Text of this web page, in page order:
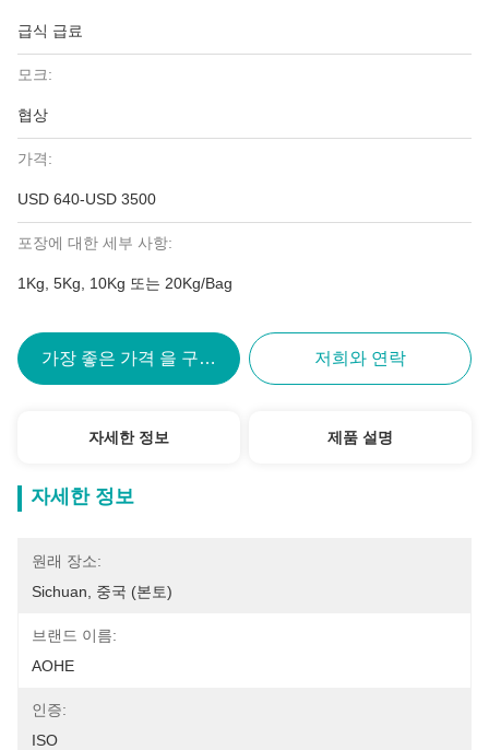
급식 급료
모크:
협상
가격:
USD 640-USD 3500
포장에 대한 세부 사항:
1Kg, 5Kg, 10Kg 또는 20Kg/Bag
가장 좋은 가격 을 구하라 저희와 연락
자세한 정보 제품 설명
자세한 정보
원래 장소:
Sichuan, 중국 (본토)
브랜드 이름:
AOHE
인증:
ISO